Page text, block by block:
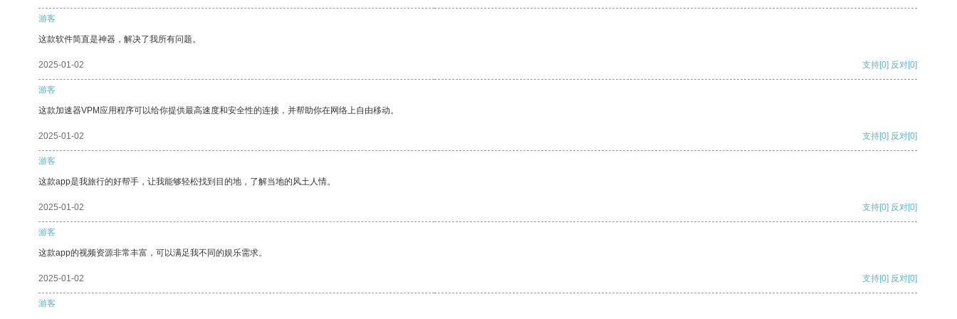
游客
这款软件简直是神器，解决了我所有问题。
2025-01-02 支持[0] 反对[0]
游客
这款加速器VPM应用程序可以给你提供最高速度和安全性的连接，并帮助你在网络上自由移动。
2025-01-02 支持[0] 反对[0]
游客
这款app是我旅行的好帮手，让我能够轻松找到目的地，了解当地的风土人情。
2025-01-02 支持[0] 反对[0]
游客
这款app的视频资源非常丰富，可以满足我不同的娱乐需求。
2025-01-02 支持[0] 反对[0]
游客